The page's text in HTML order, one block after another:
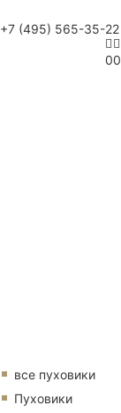
+7 (495) 565-35-22
00
все пуховики
Пуховики